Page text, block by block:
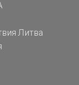
Литва